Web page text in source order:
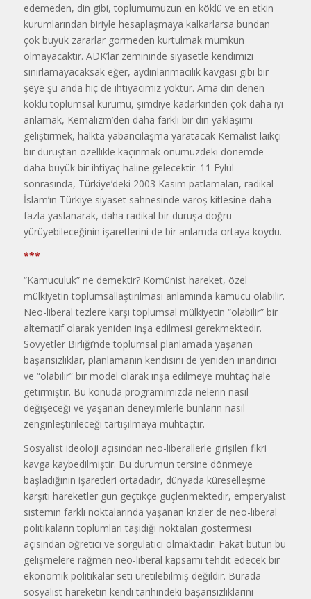
edemeden, din gibi, toplumumuzun en köklü ve en etkin
kurumlarından biriyle hesaplaşmaya kalkarlarsa bundan
çok büyük zararlar görmeden kurtulmak mümkün
olmayacaktır. ADK’lar zemininde siyasetle kendimizi
sınırlamayacaksak eğer, aydınlanmacılık kavgası gibi bir
şeye şu anda hiç de ihtiyacımız yoktur. Ama din denen
köklü toplumsal kurumu, şimdiye kadarkinden çok daha iyi
anlamak, Kemalizm’den daha farklı bir din yaklaşımı
geliştirmek, halkta yabancılaşma yaratacak Kemalist laikçi
bir duruştan özellikle kaçınmak önümüzdeki dönemde
daha büyük bir ihtiyaç haline gelecektir. 11 Eylül
sonrasında, Türkiye’deki 2003 Kasım patlamaları, radikal
İslam’ın Türkiye siyaset sahnesinde varoş kitlesine daha
fazla yaslanarak, daha radikal bir duruşa doğru
yürüyebileceğinin işaretlerini de bir anlamda ortaya koydu.
***
“Kamuculuk” ne demektir? Komünist hareket, özel
mülkiyetin toplumsallaştırılması anlamında kamucu olabilir.
Neo-liberal tezlere karşı toplumsal mülkiyetin “olabilir” bir
alternatif olarak yeniden inşa edilmesi gerekmektedir.
Sovyetler Birliği’nde toplumsal planlamada yaşanan
başarısızlıklar, planlamanın kendisini de yeniden inandırıcı
ve “olabilir” bir model olarak inşa edilmeye muhtaç hale
getirmiştir. Bu konuda programımızda nelerin nasıl
değişeceği ve yaşanan deneyimlerle bunların nasıl
zenginleştirileceği tartışılmaya muhtaçtır.
Sosyalist ideoloji açısından neo-liberallerle girişilen fikri
kavga kaybedilmiştir. Bu durumun tersine dönmeye
başladığının işaretleri ortadadır, dünyada küreselleşme
karşıtı hareketler gün geçtikçe güçlenmektedir, emperyalist
sistemin farklı noktalarında yaşanan krizler de neo-liberal
politikaların toplumları taşıdığı noktaları göstermesi
açısından öğretici ve sorgulatıcı olmaktadır. Fakat bütün bu
gelişmelere rağmen neo-liberal kapsamı tehdit edecek bir
ekonomik politikalar seti üretilebilmiş değildir. Burada
sosyalist hareketin kendi tarihindeki başarısızlıklarını